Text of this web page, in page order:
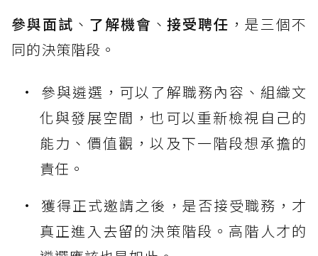
參與面試 、 了解機會 、接受聘任 ，是三個不
同的決策階段。
參與遴選，可以了解職務內容、組織文
化與發展空間，也可以重新檢視自己的
能力、價值觀，以及下一階段想承擔的
責任。
獲得正式邀請之後，是否接受職務，才
真正進入去留的決策階段。高階人才的